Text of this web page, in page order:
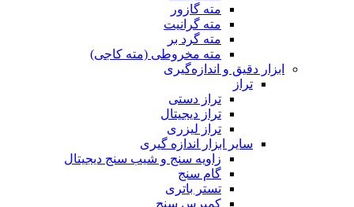
مته گازور
مته گرانیت
مته گرد بر
مته مخروطی (مته کاجی)
ابزار دقیق و اندازه‌گیری
تراز
تراز دستی
تراز دیجیتال
تراز لیزری
سایر ابزار اندازه گیری
زاویه سنج و شیب سنج دیجیتال
گام سنج
تستر باتری
کمپرس سنج